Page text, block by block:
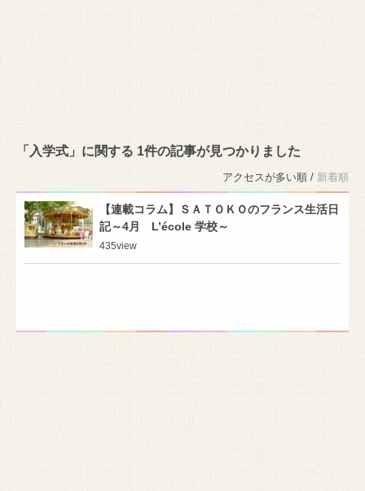
「入学式」に関する 1件の記事が見つかりました
アクセスが多い順 / 新着順
【連載コラム】ＳＡＴＯＫＯのフランス生活日
記～4月 L’école 学校～
435view